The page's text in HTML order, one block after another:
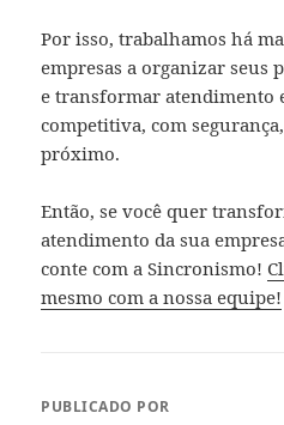
Por isso, trabalhamos há
empresas a organizar seus
e transformar atendimento
competitiva, com
próximo.
Então, se você quer
atendimento da sua
conte com a Sincronismo!
mesmo com a nossa equipe!
PUBLICADO POR